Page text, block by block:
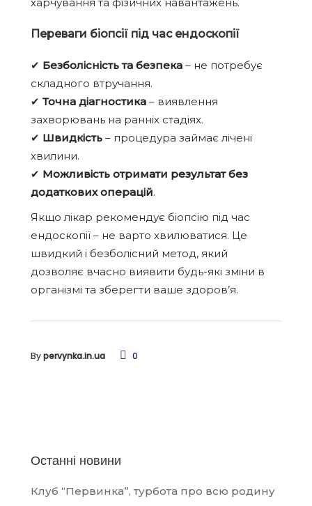
Переваги біопсії під час ендоскопії
✔ Безболісність та безпека – не потребує
складного втручання.
✔ Точна діагностика – виявлення
захворювань на ранніх стадіях.
✔ Швидкість – процедура займає лічені
хвилини.
✔ Можливість отримати результат без
додаткових операцій.
Якщо лікар рекомендує біопсію під час
ендоскопії – не варто хвилюватися. Це
швидкий і безболісний метод, який
дозволяє вчасно виявити будь-які зміни в
організмі та зберегти ваше здоров’я.
Bypervynka.in.ua 0
Останні новини
Клуб “Первинка”, турбота про всю родину